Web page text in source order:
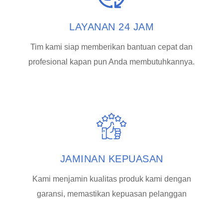
LAYANAN 24 JAM
Tim kami siap memberikan bantuan cepat dan
profesional kapan pun Anda membutuhkannya.
JAMINAN KEPUASAN
Kami menjamin kualitas produk kami dengan
garansi, memastikan kepuasan pelanggan